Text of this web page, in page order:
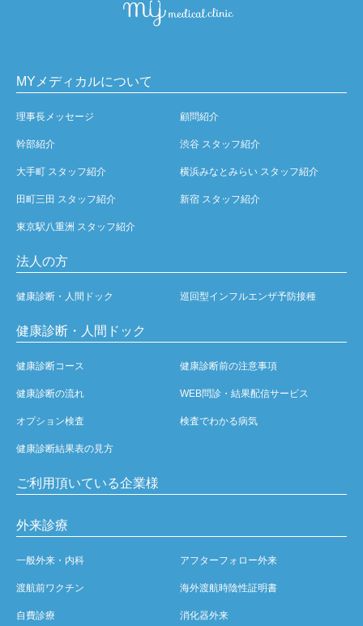
MYメディカルについて
理事長メッセージ 顧問紹介
幹部紹介 渋谷 スタッフ紹介
大手町 スタッフ紹介 横浜みなとみらい スタッフ紹介
田町三田 スタッフ紹介 新宿 スタッフ紹介
東京駅八重洲 スタッフ紹介
法人の方
健康診断・人間ドック 巡回型インフルエンザ予防接種
健康診断・人間ドック
健康診断コース 健康診断前の注意事項
健康診断の流れ WEB問診・結果配信サービス
オプション検査 検査でわかる病気
健康診断結果表の見方
ご利用頂いている企業様
外来診療
一般外来・内科 アフターフォロー外来
渡航前ワクチン 海外渡航時陰性証明書
自費診療 消化器外来